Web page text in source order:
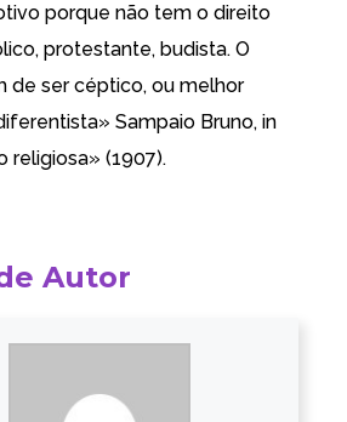
porque não tem o direito
protestante, budista. O
de ser céptico, ou melhor
Sampaio Bruno, in
religiosa» (1907).
Autor